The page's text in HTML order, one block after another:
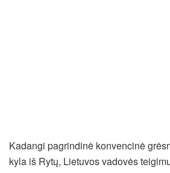
Kadangi pagrindinė konvencinė
kyla iš Rytų, Lietuvos vadovės